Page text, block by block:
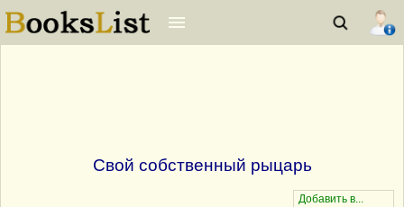
Свой собственный рыцарь